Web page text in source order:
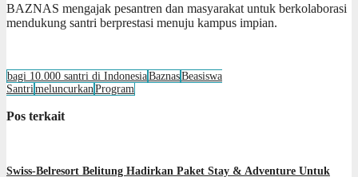
BAZNAS mengajak pesantren dan masyarakat untuk berkolaborasi
mendukung santri berprestasi menuju kampus impian.
bagi 10.000 santri di IndonesiaBaznasBeasiswa
Santri meluncurkan Program
Pos terkait
Swiss-Belresort Belitung Hadirkan Paket Stay & Adventure Untuk